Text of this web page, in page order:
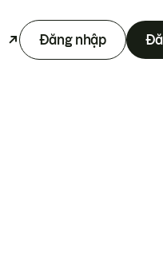
Đăng nhập